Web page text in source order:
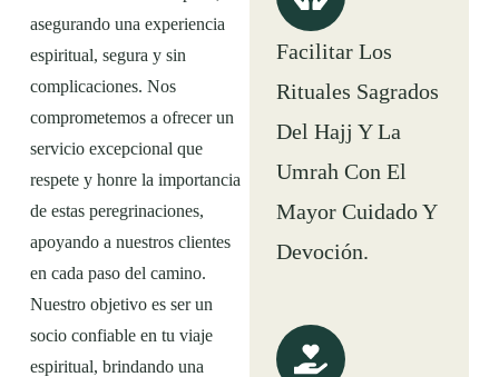
asegurando una experiencia
espiritual, segura y sin
complicaciones. Nos
comprometemos a ofrecer un
servicio excepcional que
respete y honre la importancia
de estas peregrinaciones,
apoyando a nuestros clientes
en cada paso del camino.
Nuestro objetivo es ser un
socio confiable en tu viaje
espiritual, brindando una
Facilitar Los
Rituales Sagrados
Del Hajj Y La
Umrah Con El
Mayor Cuidado Y
Devoción.